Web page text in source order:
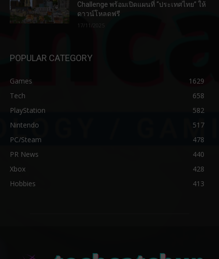
Challenge พร้อมเปิดแผนที่ “ประเทศไทย” ให้
ดาวน์โหลดฟรี
17/11/2025
POPULAR CATEGORY
Games
1629
Tech
658
PlayStation
582
Nintendo
517
PC/Steam
478
PR News
440
Xbox
428
Hobbies
413